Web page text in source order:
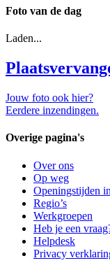
Foto van de dag
Laden...
Jouw foto ook hier?
Eerdere inzendingen.
Overige pagina's
Over ons
Op weg
Openingstijden
Regio’s
Werkgroepen
Heb je een
Helpdesk
Privacy